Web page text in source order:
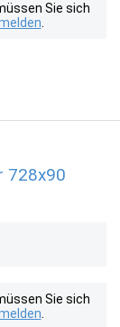
Sie sich
728x90
Sie sich